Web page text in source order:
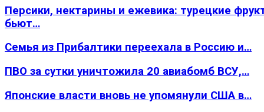
Персики, нектарины и ежевика: турецкие
бьют…
Семья из Прибалтики переехала в Россию и…
ПВО за сутки уничтожила 20 авиабомб ВСУ,…
Японские власти вновь не упомянули США в…